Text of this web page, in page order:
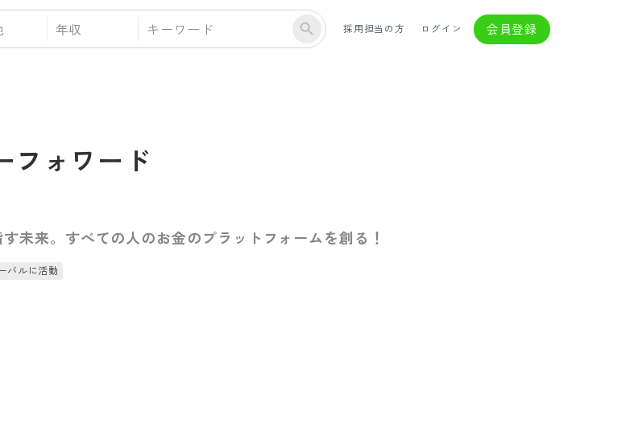
年収 採用担当の方 ログイン 会員登録
フォワード
未来。すべての人のお金のプラットフォームを創る！
バルに活動